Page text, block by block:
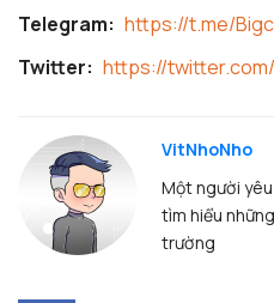
Telegram: https://t.me/
Twitter: https://
VitNhoNho
Một người
tìm hiểu
trường